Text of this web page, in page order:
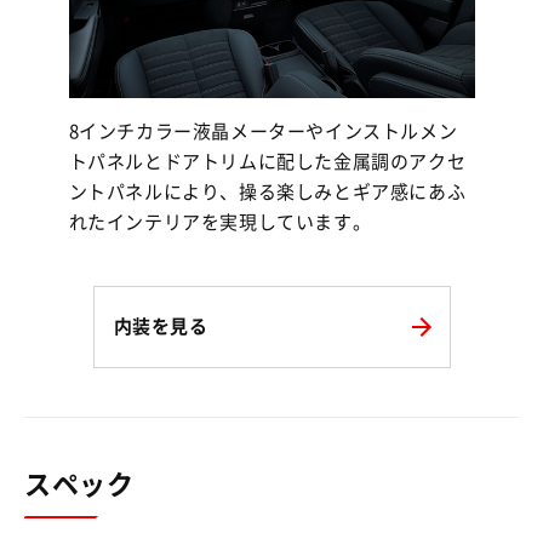
8インチカラー液晶メーターやインストルメン
トパネルとドアトリムに配した金属調のアクセ
ントパネルにより、操る楽しみとギア感にあふ
れたインテリアを実現しています。
内装を見る
スペック